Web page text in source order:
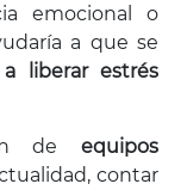
emocional o
a que se
liberar estrés
de equipos
contar